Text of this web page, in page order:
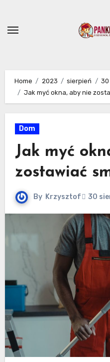
content
Home 2023 sierpień
30
Jak myć okna, aby nie
Dom
Jak myć
zostawiać
By Krzysztof 30